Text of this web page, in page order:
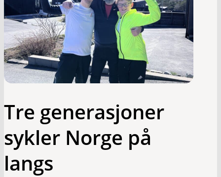
Tre generasjoner
sykler Norge på
langs